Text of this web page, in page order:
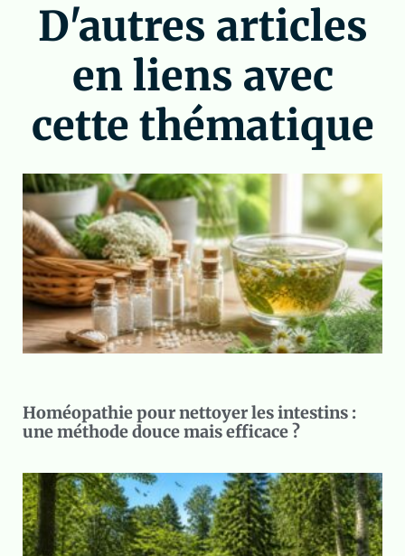
D'autres articles
en liens avec
cette thématique
Homéopathie pour nettoyer les intestins :
une méthode douce mais efficace ?